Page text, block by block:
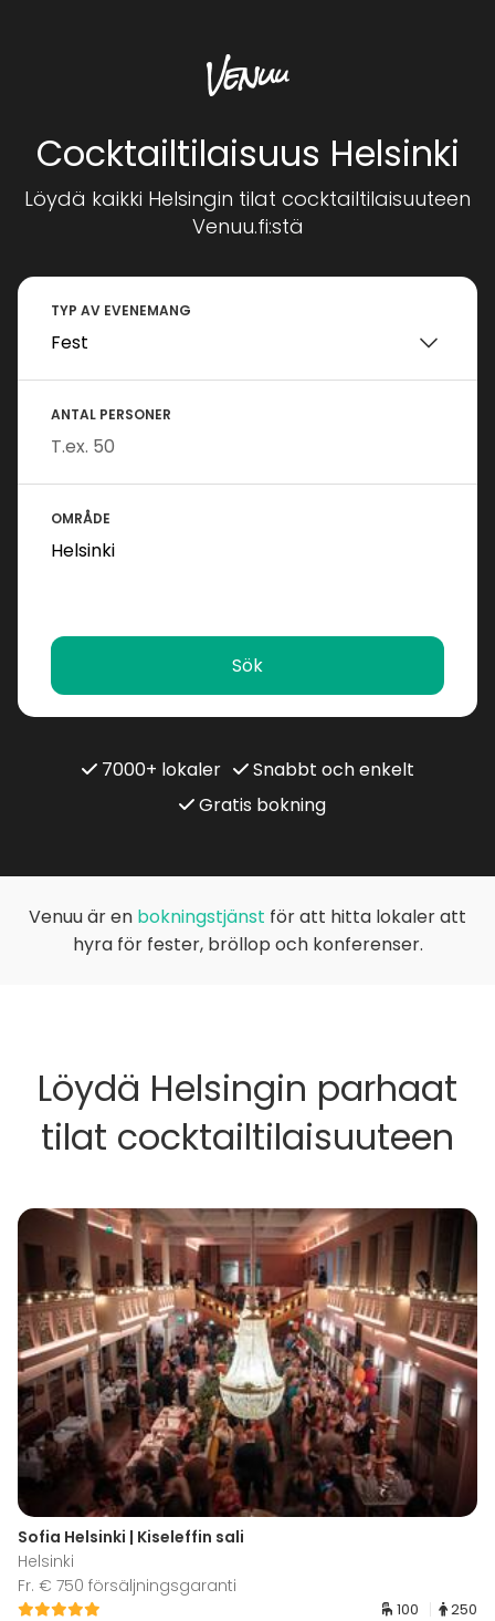
Cocktailtilaisuus Helsinki
Löydä kaikki Helsingin tilat cocktailtilaisuuteen
Venuu.fi:stä
TYP AV EVENEMANG
ANTAL PERSONER
OMRÅDE
Sök
7000+ lokaler
Snabbt och enkelt
Gratis bokning
Venuu är en bokningstjänst för att hitta lokaler att
hyra för fester, bröllop och konferenser.
Löydä Helsingin parhaat
tilat cocktailtilaisuuteen
Sofia Helsinki | Kiseleffin sali
Helsinki
Fr. € 750 försäljningsgaranti
100 250